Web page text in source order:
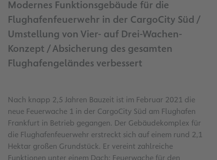
Modernes Funktionsgebäude für die
Flughafenfeuerwehr in der CargoCity Süd /
Umstellung von Vier- auf Drei-Wachen-
Konzept / Absicherung des gesamten
Flughafengeländes verbessert
Nach knapp 2,5 Jahren Bauzeit ist im Februar 2021 die
neue Feuerwache 1 in der CargoCity Süd am Flughafen
Frankfurt in Betrieb gegangen. Der Gebäudekomplex für
die Flughafenfeuerwehr erstreckt sich auf einem rund 2,1
Hektar großen Grundstück. Er vereint zahlreiche
Funktionen unter einem Dach: Feuerwache für den